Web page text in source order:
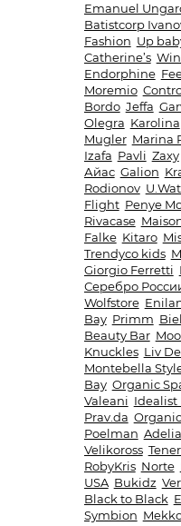
Emanuel
Batistcorp
Fashion Up
Catherine’s
Endorphine
Moremio
Bordo Jeffa
Olegra Karolina
Mugler Marina
Izafa Pavli Zaxy
Айас Galion
Rodionov
Flight Penye
Rivacase
Falke Kitaro
Trendyco kids
Giorgio Ferretti
Серебро
Wolfstore
Bay Primm
Beauty Bar
Knuckles Liv
Montebella
Bay Organic
Valeani Idealist
Prav.da
Poelman Adelia
Velikoross
RobyKris Norte
USA Bukidz
Black to Black
Symbion